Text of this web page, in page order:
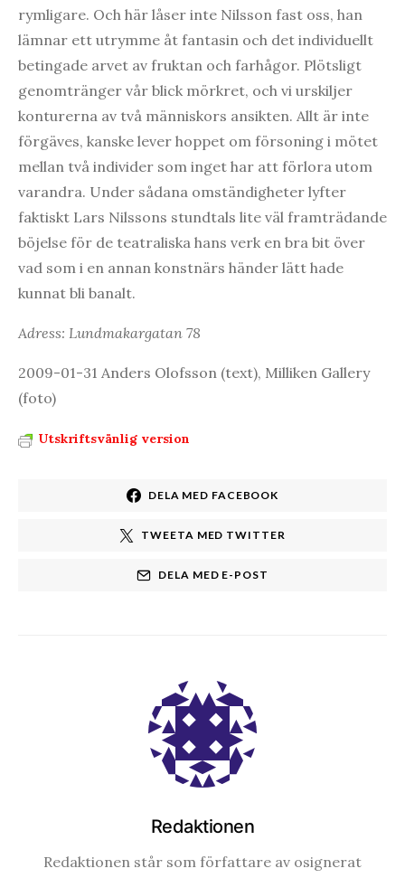
rymligare. Och här låser inte Nilsson fast oss, han
lämnar ett utrymme åt fantasin och det individuellt
betingade arvet av fruktan och farhågor. Plötsligt
genomtränger vår blick mörkret, och vi urskiljer
konturerna av två människors ansikten. Allt är inte
förgäves, kanske lever hoppet om försoning i mötet
mellan två individer som inget har att förlora utom
varandra. Under sådana omständigheter lyfter
faktiskt Lars Nilssons stundtals lite väl framträdande
böjelse för de teatraliska hans verk en bra bit över
vad som i en annan konstnärs händer lätt hade
kunnat bli banalt.
Adress: Lundmakargatan 78
2009-01-31 Anders Olofsson (text), Milliken Gallery
(foto)
Utskriftsvänlig version
DELA MED FACEBOOK
TWEETA MED TWITTER
DELA MED E-POST
Redaktionen
Redaktionen står som författare av osignerat